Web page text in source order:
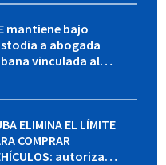
mantiene bajo
a abogada
vinculada al
ELIMINA EL LÍMITE
COMPRAR
autoriza